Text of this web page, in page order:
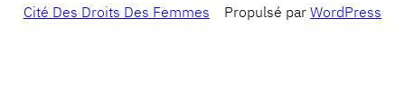
Cité Des Droits Des Femmes Propulsé parWordPress